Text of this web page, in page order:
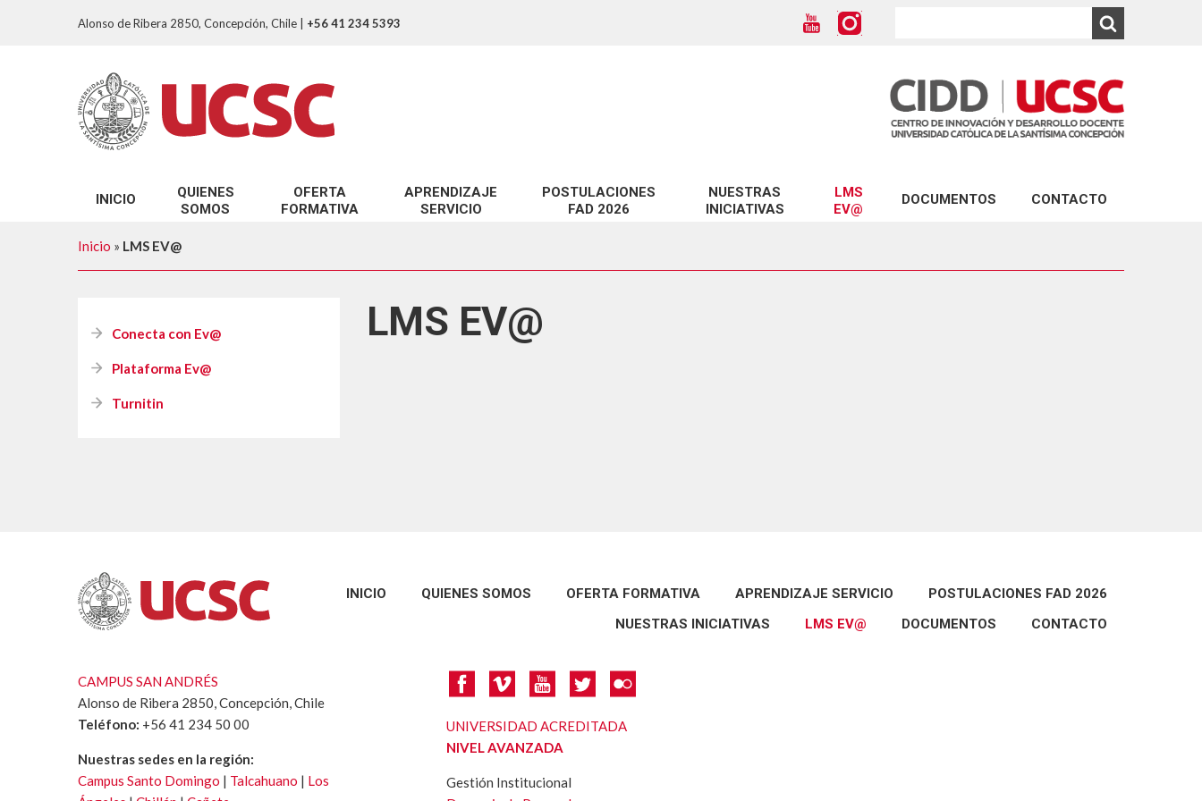
Alonso de Ribera 2850, Concepción, Chile | +56 41 234 5393
INICIO
QUIENES
SOMOS
Nuestro Propósito
Nuestro Equipo
¿Que entendemos por Innovación Docente?
OFERTA
FORMATIVA
Programa de Inducción a la Docencia en la UCSC
Programa de accesibilidad digital en EV@
Cursos Autoformación
APRENDIZAJE
SERVICIO
POSTULACIONES
FAD 2026
NUESTRAS
INICIATIVAS
Observatorio CIDD
LMS
EV@
Plataforma Ev@
DOCUMENTOS
Marco para una Docencia de Calidad
CONTACTO
Inicio » LMS EV@
LMS EV@
Conecta con Ev@
Plataforma Ev@
Turnitin
INICIO QUIENES SOMOS OFERTA FORMATIVA APRENDIZAJE SERVICIO
POSTULACIONES FAD 2026
NUESTRAS INICIATIVAS
LMS EV@ DOCUMENTOS CONTACTO
CAMPUS SAN ANDRÉS
Alonso de Ribera 2850, Concepción, Chile
Teléfono: +56 41 234 50 00
Nuestras sedes en la región:
Campus Santo Domingo | Talcahuano | Los
UNIVERSIDAD ACREDITADA
NIVEL AVANZADA
Gestión Institucional